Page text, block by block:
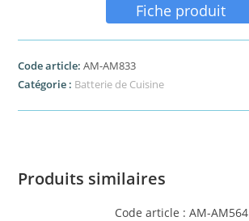
Fiche produit
Code article:AM-AM833
Catégorie : Batterie de Cuisine
Produits similaires
Code article : AM-AM564